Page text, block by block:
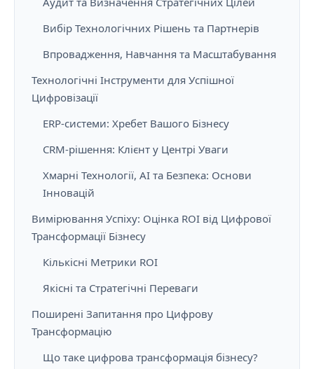
Вибір Технологічних Рішень та Партнерів
Впровадження, Навчання та Масштабування
Технологічні Інструменти для Успішної
Цифровізації
ERP-системи: Хребет Вашого Бізнесу
CRM-рішення: Клієнт у Центрі Уваги
Хмарні Технології, AI та Безпека: Основи
Інновацій
Вимірювання Успіху: Оцінка ROI від Цифрової
Трансформації Бізнесу
Кількісні Метрики ROI
Якісні та Стратегічні Переваги
Поширені Запитання про Цифрову
Трансформацію
Що таке цифрова трансформація бізнесу?